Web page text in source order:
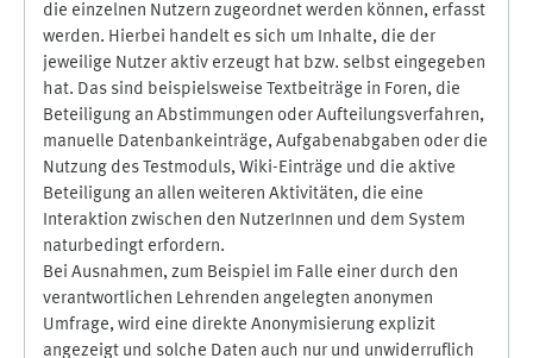
die einzelnen Nutzern zugeordnet werden können, erfasst
werden. Hierbei handelt es sich um Inhalte, die der
jeweilige Nutzer aktiv erzeugt hat bzw. selbst eingegeben
hat. Das sind beispielsweise Textbeiträge in Foren, die
Beteiligung an Abstimmungen oder Aufteilungsverfahren,
manuelle Datenbankeinträge, Aufgabenabgaben oder die
Nutzung des Testmoduls, Wiki-Einträge und die aktive
Beteiligung an allen weiteren Aktivitäten, die eine
Interaktion zwischen den NutzerInnen und dem System
naturbedingt erfordern.
Bei Ausnahmen, zum Beispiel im Falle einer durch den
verantwortlichen Lehrenden angelegten anonymen
Umfrage, wird eine direkte Anonymisierung explizit
angezeigt und solche Daten auch nur und unwiderruflich